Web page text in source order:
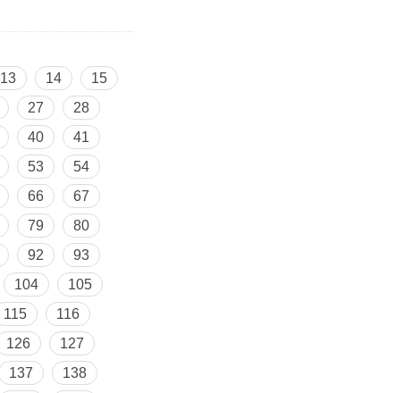
13 14
15
27
28
40
41
53
54
66
67
79
80
92
93
104
105
115
116
126
127
137
138